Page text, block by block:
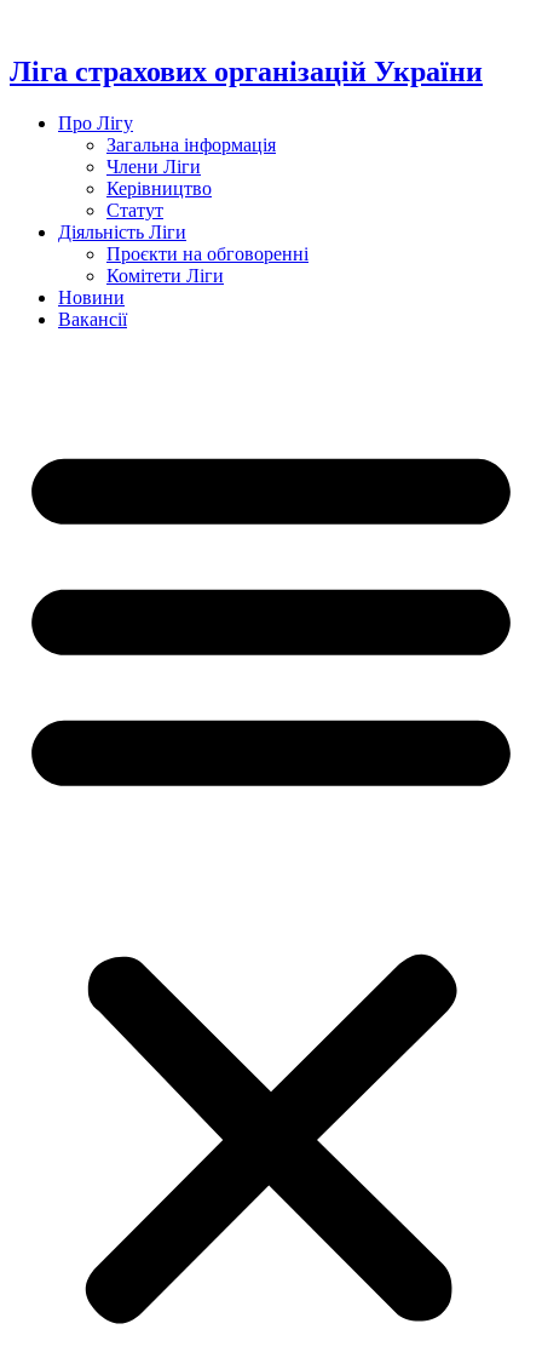
вмісту
Ліга страхових організацій України
Про Лігу
Загальна інформація
Члени Ліги
Керівництво
Статут
Діяльність Ліги
Проєкти на обговоренні
Комітети Ліги
Новини
Вакансії